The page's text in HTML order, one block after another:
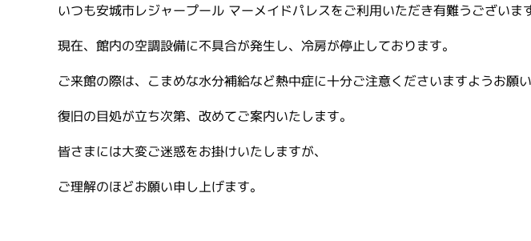
いつも安城市レジャープール マーメイドパレスをご利用いただき有難うございま
現在、館内の空調設備に不具合が発生し、冷房が停止しております。
ご来館の際は、こまめな水分補給など熱中症に十分ご注意くださいますようお願い
復旧の目処が立ち次第、改めてご案内いたします。
皆さまには大変ご迷惑をお掛けいたしますが、
ご理解のほどお願い申し上げます。